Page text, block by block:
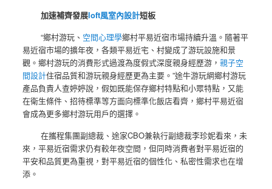
加速補齊發展loft風室內設計短板
“鄉村游玩、 空間心理學鄉村平易近宿市場持續升溫。隨著平
易近宿市場的擴年夜，各類平易近宅、村變成了游玩設施和景
觀。鄉村游玩的消費形式過渡為度假式深度親身經歷游，親子空
間設計住宿品質和游玩親身經歷更為主要。”途牛游玩網鄉村游玩
產品負責人查婷婷說，假如既能保存鄉村特點和小眾特點，又能
在衛生條件、招待標準等方面向標準化飯店看齊，鄉村平易近宿
會成為更多鄉村游玩用戶的選擇。
在攜程集團副總裁、途家CBO兼執行副總裁李珍妮看來，未
來，平易近宿需求仍有較年夜空間，但同時消費者對平易近宿的
平安和品質更為重視，對平易近宿的個性化、私密性需求也在增
添。